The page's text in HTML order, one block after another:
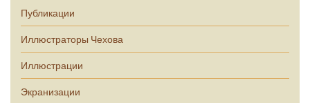
Публикации
Иллюстраторы Чехова
Иллюстрации
Экранизации